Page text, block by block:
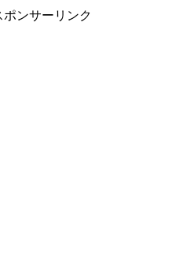
ポンサーリンク